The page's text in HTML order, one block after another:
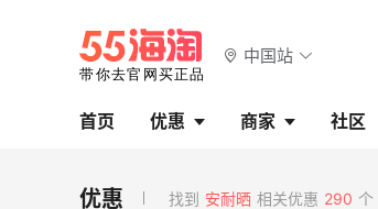
中国站
首页 优惠 商家 社区
找到 安耐晒 相关优惠 290 个